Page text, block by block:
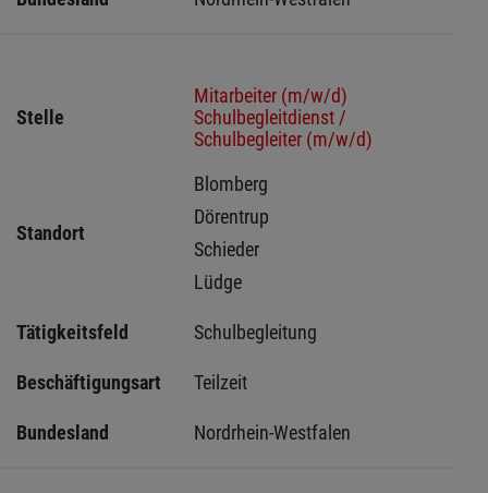
Stelle
Mitarbeiter (m/w/d)
Schulbegleitdienst /
Schulbegleiter (m/w/d)
Standort
Blomberg
Dörentrup
Schieder
Lüdge
Tätigkeitsfeld Schulbegleitung
Beschäftigungsart Teilzeit
Bundesland Nordrhein-Westfalen